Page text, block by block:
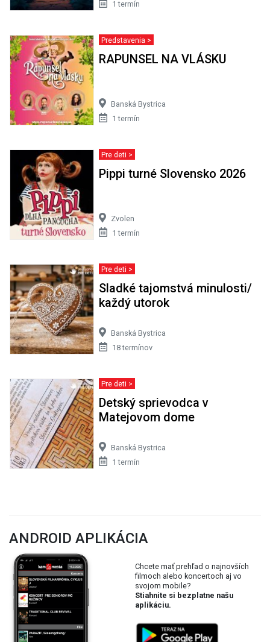
1 termín
Predstavenia >
RAPUNSEL NA VLÁSKU
Banská Bystrica
1 termín
Pre deti >
Pippi turné Slovensko 2026
Zvolen
1 termín
Pre deti >
Sladké tajomstvá minulosti/
každý utorok
Banská Bystrica
18 termínov
Pre deti >
Detský sprievodca v
Matejovom dome
Banská Bystrica
1 termín
ANDROID APLIKÁCIA
Chcete mať prehľad o najnovších
filmoch alebo koncertoch aj vo
svojom mobile?
Stiahnite si bezplatne našu
aplikáciu.